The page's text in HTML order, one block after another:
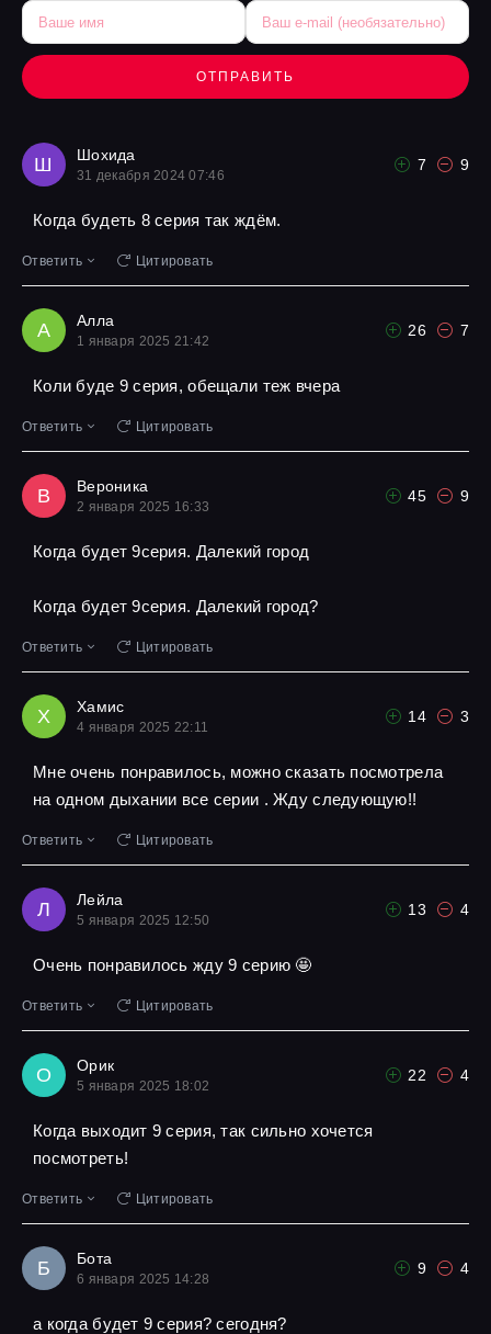
ОТПРАВИТЬ
Ш Шохида
31 декабря 2024 07:46
7 9
Когда будеть 8 серия так ждём.
Ответить Цитировать
А Алла
1 января 2025 21:42
26 7
Коли буде 9 серия, обещали теж вчера
Ответить Цитировать
В Вероника
2 января 2025 16:33
45 9
Когда будет 9серия. Далекий город
Когда будет 9серия. Далекий город?
Ответить Цитировать
Х Хамис
4 января 2025 22:11
14 3
Мне очень понравилось, можно сказать посмотрела
на одном дыхании все серии . Жду следующую!!
Ответить Цитировать
Л Лейла
5 января 2025 12:50
13 4
Очень понравилось жду 9 серию 🤩
Ответить Цитировать
О Орик
5 января 2025 18:02
22 4
Когда выходит 9 серия, так сильно хочется
посмотреть!
Ответить Цитировать
Б Бота
6 января 2025 14:28
9 4
а когда будет 9 серия? сегодня?